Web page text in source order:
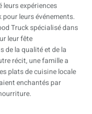
leurs expériences
pour leurs événements.
Truck spécialisé dans
leur fête
de la qualité et de la
récit, une famille a
plats de cuisine locale
enchantés par